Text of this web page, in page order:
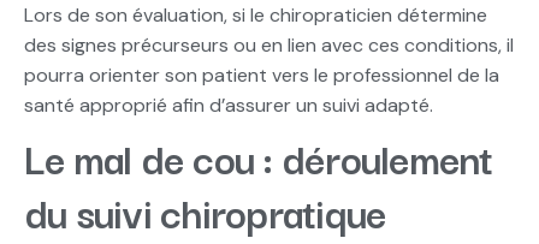
Lors de son évaluation, si le chiropraticien détermine
des signes précurseurs ou en lien avec ces conditions, il
pourra orienter son patient vers le professionnel de la
santé approprié afin d’assurer un suivi adapté.
Le mal de cou : déroulement
du suivi chiropratique